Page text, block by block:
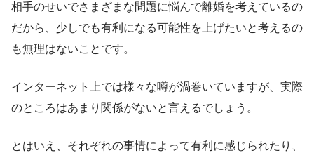
相手のせいでさまざまな問題に悩んで離婚を考えているの
だから、少しでも有利になる可能性を上げたいと考えるの
も無理はないことです。
インターネット上では様々な噂が渦巻いていますが、実際
のところはあまり関係がないと言えるでしょう。
とはいえ、それぞれの事情によって有利に感じられたり、